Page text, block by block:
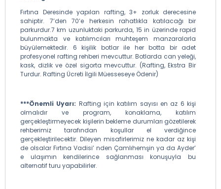
Fırtına Deresinde yapılan rafting, 3+ zorluk derecesine
sahiptir. 7’den 70’e herkesin rahatlıkla katılacağı bir
parkurdur.7 km uzunluktaki parkurda, 15 in üzerinde rapid
bulunmakta ve katılımcıları muhteşem manzaralarla
büyülemektedir. 6 kişilik botlar ile her botta bir adet
profesyonel rafting rehberi mevcuttur. Botlarda can yeleği,
kask, dizlik ve özel sigorta mevcuttur. (Rafting, Ekstra Bir
Turdur. Rafting Ücreti İlgili Müesseseye Ödenir)
***Önemli Uyarı: Rafting için katılım sayısı en az 6 kişi
olmalıdır ve program, konaklama, katılım
gerçekleştirmeyecek kişilerin bekleme durumları gözetilerek
rehberimiz tarafından koşullar el verdiğince
gerçekleştirilecektir. Dileyen misafirlerimiz ne kadar az kişi
de olsalar Fırtına Vadisi’ nden Çamlıhemşin ya da Ayder’
e ulaşımın kendilerince sağlanması konuşuyla bu
alternatif turu yapabilirler.